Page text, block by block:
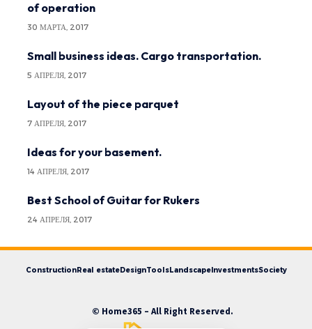
of operation
30 МАРТА, 2017
Small business ideas. Cargo transportation.
5 АПРЕЛЯ, 2017
Layout of the piece parquet
7 АПРЕЛЯ, 2017
Ideas for your basement.
14 АПРЕЛЯ, 2017
Best School of Guitar for Rukers
24 АПРЕЛЯ, 2017
ConstructionReal estateDesignToolsLandscapeInvestmentsSociety
© Home365 – All Right Reserved.